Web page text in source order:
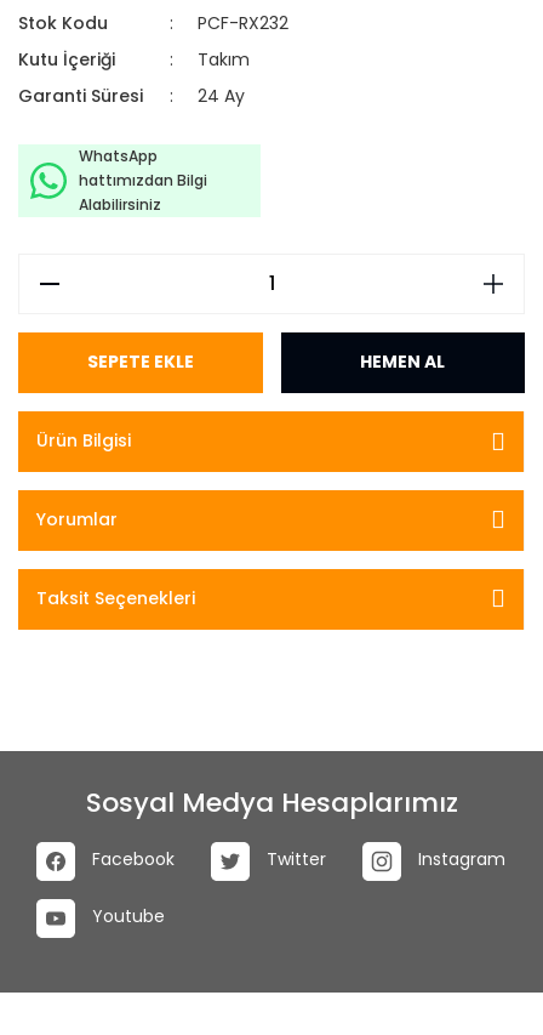
Stok Kodu
PCF-RX232
Kutu İçeriği
Takım
Garanti Süresi
24 Ay
WhatsApp
hattımızdan Bilgi
Alabilirsiniz
SEPETE EKLE HEMEN AL
Ürün Bilgisi
Yorumlar
Taksit Seçenekleri
Sosyal Medya Hesaplarımız
Facebook Twitter Instagram
Youtube